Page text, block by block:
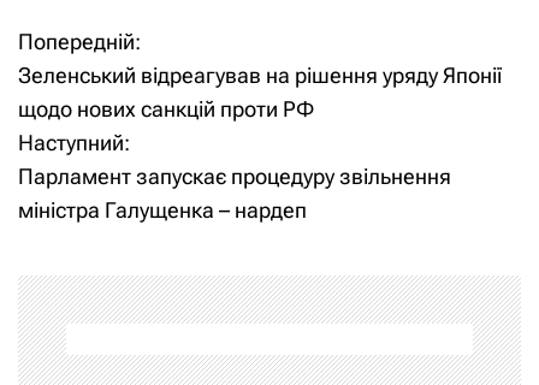
Н
а
в
і
а
ц
Попередній:
Зеленський відреагував на рішення уряду Японії
щодо нових санкцій проти РФ
Наступний:
Парламент запускає процедуру звільнення
міністра Галущенка – нардеп